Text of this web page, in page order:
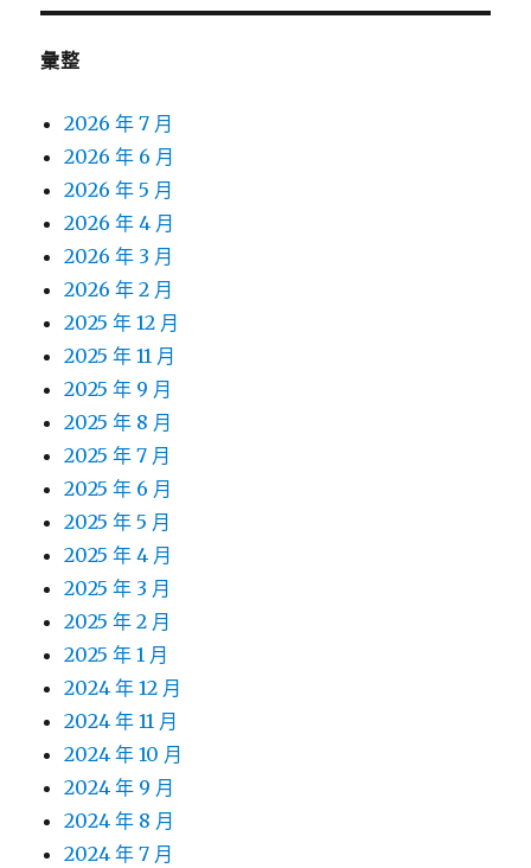
彙整
2026 年 7 月
2026 年 6 月
2026 年 5 月
2026 年 4 月
2026 年 3 月
2026 年 2 月
2025 年 12 月
2025 年 11 月
2025 年 9 月
2025 年 8 月
2025 年 7 月
2025 年 6 月
2025 年 5 月
2025 年 4 月
2025 年 3 月
2025 年 2 月
2025 年 1 月
2024 年 12 月
2024 年 11 月
2024 年 10 月
2024 年 9 月
2024 年 8 月
2024 年 7 月